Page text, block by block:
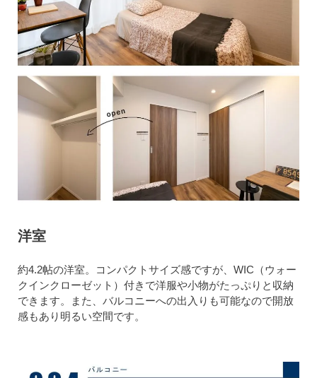
洋室
約4.2帖の洋室。コンパクトサイズ感ですが、WIC（ウォー
クインクローゼット）付きで洋服や小物がたっぷりと収納
できます。また、バルコニーへの出入りも可能なので開放
感もあり明るい空間です。